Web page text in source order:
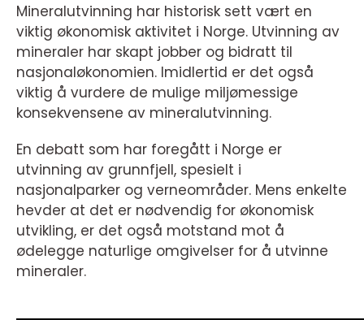
Mineralutvinning har historisk sett vært en
viktig økonomisk aktivitet i Norge. Utvinning av
mineraler har skapt jobber og bidratt til
nasjonaløkonomien. Imidlertid er det også
viktig å vurdere de mulige miljømessige
konsekvensene av mineralutvinning.
En debatt som har foregått i Norge er
utvinning av grunnfjell, spesielt i
nasjonalparker og verneområder. Mens enkelte
hevder at det er nødvendig for økonomisk
utvikling, er det også motstand mot å
ødelegge naturlige omgivelser for å utvinne
mineraler.